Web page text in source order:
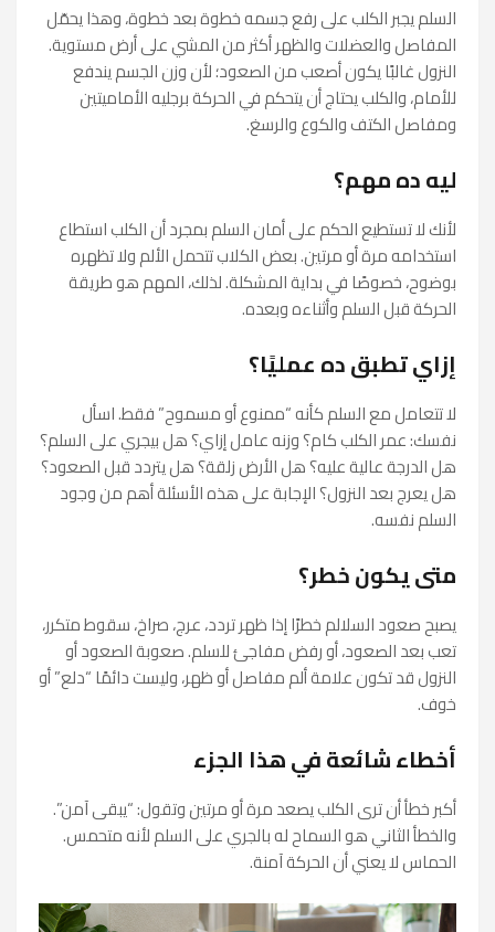
السلم يجبر الكلب على رفع جسمه خطوة بعد خطوة، وهذا يحمّل
المفاصل والعضلات والظهر أكثر من المشي على أرض مستوية.
النزول غالبًا يكون أصعب من الصعود؛ لأن وزن الجسم يندفع
للأمام، والكلب يحتاج أن يتحكم في الحركة برجليه الأماميتين
ومفاصل الكتف والكوع والرسغ.
ليه ده مهم؟
لأنك لا تستطيع الحكم على أمان السلم بمجرد أن الكلب استطاع
استخدامه مرة أو مرتين. بعض الكلاب تتحمل الألم ولا تظهره
بوضوح، خصوصًا في بداية المشكلة. لذلك، المهم هو طريقة
الحركة قبل السلم وأثناءه وبعده.
إزاي تطبق ده عمليًا؟
لا تتعامل مع السلم كأنه “ممنوع أو مسموح” فقط. اسأل
نفسك: عمر الكلب كام؟ وزنه عامل إزاي؟ هل بيجري على السلم؟
هل الدرجة عالية عليه؟ هل الأرض زلقة؟ هل يتردد قبل الصعود؟
هل يعرج بعد النزول؟ الإجابة على هذه الأسئلة أهم من وجود
السلم نفسه.
متى يكون خطر؟
يصبح صعود السلالم خطرًا إذا ظهر تردد، عرج، صراخ، سقوط متكرر،
تعب بعد الصعود، أو رفض مفاجئ للسلم. صعوبة الصعود أو
النزول قد تكون علامة ألم مفاصل أو ظهر، وليست دائمًا “دلع” أو
خوف.
أخطاء شائعة في هذا الجزء
أكبر خطأ أن ترى الكلب يصعد مرة أو مرتين وتقول: “يبقى آمن”.
والخطأ الثاني هو السماح له بالجري على السلم لأنه متحمس.
الحماس لا يعني أن الحركة آمنة.